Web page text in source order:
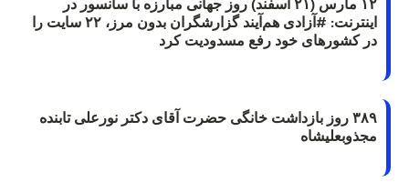
اینترنت: #آزادی هم‌آیند گزارشگران‌ بدون مرز، ۲۲ سایت را
در کشورهای خود رفع مسدودیت کرد
۳۸۹ روز بازداشت خانگی حضرت آقای دکتر نورعلی تابنده
مجذوبعلیشاه